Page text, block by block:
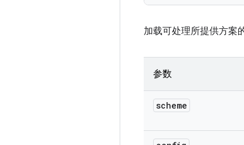
加载可处理所提供方案
参数
scheme